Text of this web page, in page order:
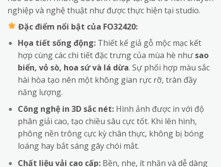
nghiệp và nghệ thuật như được thực hiện tại studio.
Đặc điểm nổi bật của FO32420:
Họa tiết sống động:Thiết kế giả gỗ mộc mạc kết
hợp cùng các chi tiết đặc trưng của mùa hè như sao
biển, vỏ sò, hoa sứ và lá dừa. Sự phối hợp màu sắc
hài hòa tạo nên một không gian rực rỡ, tràn đầy
năng lượng.
Công nghệ in 3D sắc nét:Hình ảnh được in với độ
phân giải cao, tạo chiều sâu cực tốt. Khi lên hình,
phông nền trông cực kỳ chân thực, không bị bóng
loáng hay bắt sáng gây chói mắt.
Chất liệu vải cao cấp:Bền, nhẹ, ít nhăn và dễ dàng